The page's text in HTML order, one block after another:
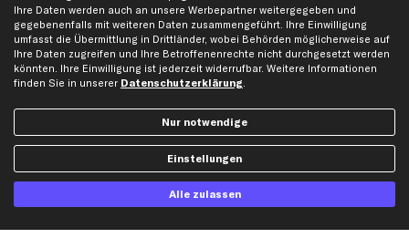
Alle Angebote, Rabatte & Specials.
Ich möchte über aktuelle Vorteile und Angebote im Shop informiert werden und
Datenschutzerklärungein. Eine Abmeldung ist jederzeit möglich.
Zahlungsarten
Lastschrift
Ihre Daten werden auch an unsere Werbepartner weitergegeben und
gegebenenfalls mit weiteren Daten zusammengeführt. Ihre Einwilligung
umfasst die Übermittlung in Drittländer, wobei Behörden möglicherweise auf
Ihre Daten zugreifen und Ihre Betroffenenrechte nicht durchgesetzt werden
könnten. Ihre Einwilligung ist jederzeit widerrufbar. Weitere Informationen
finden Sie in unserer Datenschutzerklärung.
Nur notwendige
Einstellungen
Alle zulassen